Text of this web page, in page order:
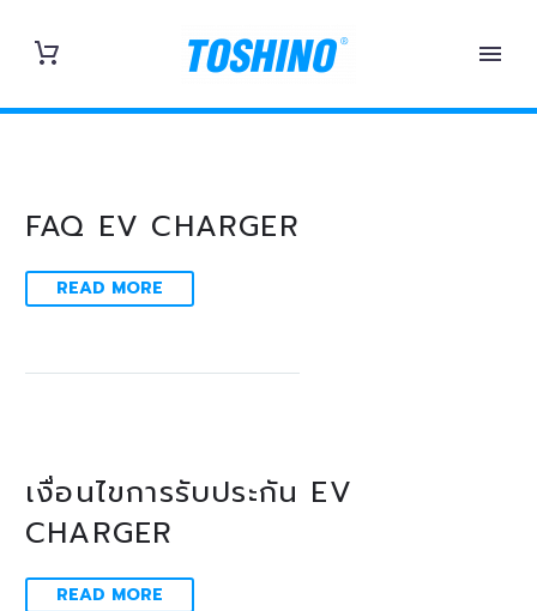
FAQ EV CHARGER
READ MORE
เงื่อนไขการรับประกัน EV
CHARGER
READ MORE